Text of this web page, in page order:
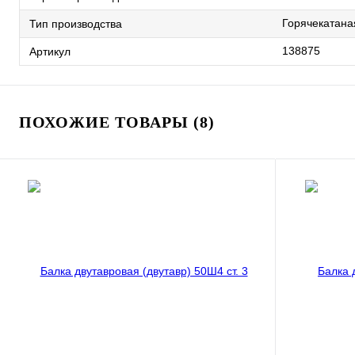
Тип производства
Артикул 138875
ПОХОЖИЕ ТОВАРЫ (8)